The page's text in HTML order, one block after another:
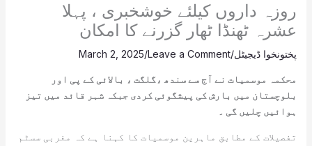
روزہ داروں کیلئے خوشخبری ، پہلا
عشرہ ٹھنڈا ٹھار گزرنے کا امکان
پختونخوا ڈیجیٹل/
Leave a Comment
/
March 2, 2025
محکمہ موسمیات نے آج سے سندھ ،گلگت ، بالائی کے پی اور
بلوچستان میں بارش کی پیشگوئی کردی جبکہ شہر قائد میں تیز
ہوائیں چلیں گی ۔
تفصیلات کے مطابق ماہرین موسمیات کا کہنا ہے کہ مغربی سسٹم